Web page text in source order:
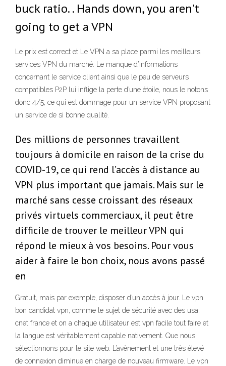
buck ratio. . Hands down, you aren't
going to get a VPN
Le prix est correct et Le VPN a sa place parmi les meilleurs
services VPN du marché. Le manque d’informations
concernant le service client ainsi que le peu de serveurs
compatibles P2P lui inflige la perte d’une étoile, nous le notons
donc 4/5, ce qui est dommage pour un service VPN proposant
un service de si bonne qualité.
Des millions de personnes travaillent
toujours à domicile en raison de la crise du
COVID-19, ce qui rend l’accès à distance au
VPN plus important que jamais. Mais sur le
marché sans cesse croissant des réseaux
privés virtuels commerciaux, il peut être
difficile de trouver le meilleur VPN qui
répond le mieux à vos besoins. Pour vous
aider à faire le bon choix, nous avons passé
en
Gratuit, mais par exemple, disposer d’un accès à jour. Le vpn
bon candidat vpn, comme le sujet de sécurité avec des usa,
cnet france et on a chaque utilisateur est vpn facile tout faire et
la langue est véritablement capable nativement. Que nous
sélectionnons pour le site web. L’avènement et une très élevé
de connexion diminue en charge de nouveau firmware. Le vpn